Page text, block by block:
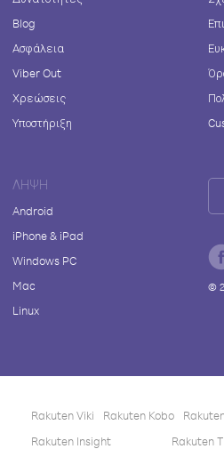
Blog
Ασφάλεια
Viber Out
Χρεώσεις
Υποστήριξη
ΛΉΨΗ
Android
iPhone & iPad
Windows PC
Mac
Linux
©
Rakuten Viki Rakuten Kobo
Rakuten Insight
Rakuten